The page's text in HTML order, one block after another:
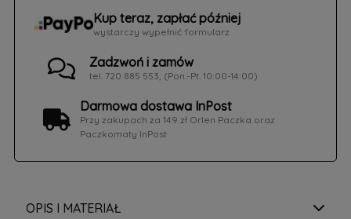
Kup teraz, zapłać później
wystarczy wypełnić formularz
Zadzwoń i zamów
tel. 720 885 553, (Pon.-Pt. 10:00-14:00)
Darmowa dostawa InPost
Przy zakupach za 149 zł Orlen Paczka oraz
Paczkomaty InPost
OPIS I MATERIAŁ